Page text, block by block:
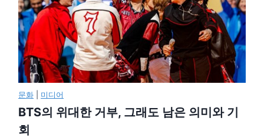
문화 미디어
BTS의 위대한 거부, 그래도 남은 의미와 기
회